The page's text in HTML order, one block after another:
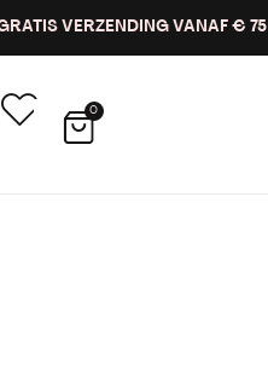
VERZENDING VANAF € 75
0